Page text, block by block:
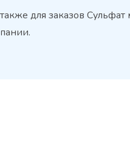
для заказов